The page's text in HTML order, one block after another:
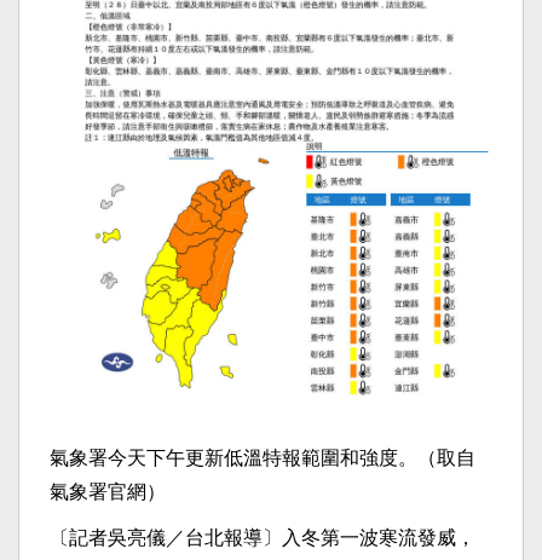
氣象署今天下午更新低溫特報範圍和強度。（取自
氣象署官網）
〔記者吳亮儀／台北報導〕入冬第一波寒流發威，